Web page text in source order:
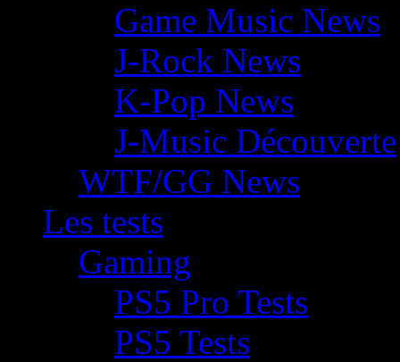
Game Music News
J-Rock News
K-Pop News
J-Music Découverte
WTF/GG News
Les tests
Gaming
PS5 Pro Tests
PS5 Tests